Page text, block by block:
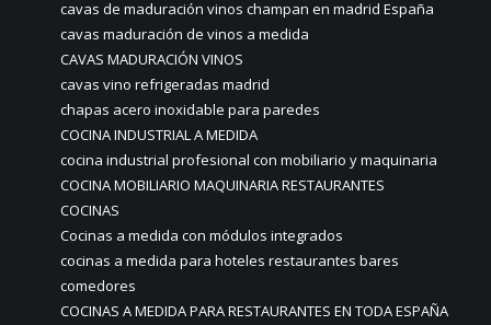
cavas de maduración vinos champan en madrid España
cavas maduración de vinos a medida
CAVAS MADURACIÓN VINOS
cavas vino refrigeradas madrid
chapas acero inoxidable para paredes
COCINA INDUSTRIAL A MEDIDA
cocina industrial profesional con mobiliario y maquinaria
COCINA MOBILIARIO MAQUINARIA RESTAURANTES
COCINAS
Cocinas a medida con módulos integrados
cocinas a medida para hoteles restaurantes bares
comedores
COCINAS A MEDIDA PARA RESTAURANTES EN TODA ESPAÑA